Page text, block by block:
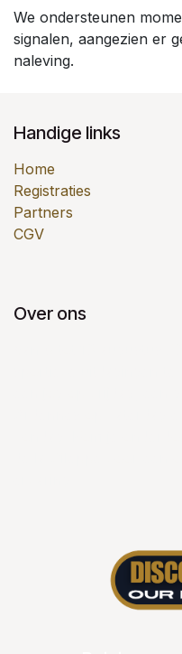
We ondersteunen
signalen, aangezien er
naleving.
Handige links
Home
Registraties
Partners
CGV
Over ons